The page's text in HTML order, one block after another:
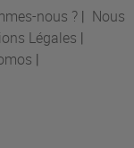
nous ? | Nous
Légales |
|